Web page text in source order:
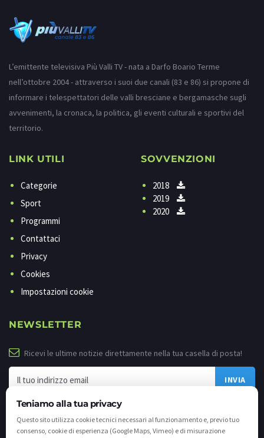
Teniamo alla tua privacy
Questo sito utilizza cookie tecnici necessari al funzionamento e, previo tuo
consenso, cookie di esperienza (Google Maps, Vimeo) e di misurazione
L’emittente televisiva Più Valli TV - nata a Darfo Boario Terme
nell’ottobre 2004 - attraverso i suoi due canali (83 e 86) si propone di
informare i telespettatori delle valli bresciane e bergamasche sugli
avvenimenti, la cronaca, la politica, gli eventi culturali e sportivi del
territorio.
LINK UTILI
Categorie
Sport
Programmi
Contattaci
Privacy
Cookies
Impostazioni cookie
SOVVENZIONI
2018
2019
2020
NEWSLETTER
Ricevi le ultime notizie direttamente nella tua casella di posta!